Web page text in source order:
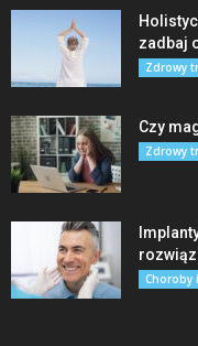
zadbaj
Zdrowy
Czy
Zdrowy
Choroby